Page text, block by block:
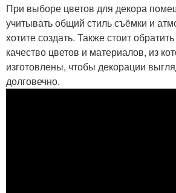
При выборе цветов для декора
учитывать общий стиль съёмки и
хотите создать. Также стоит
качество цветов и материалов, из
изготовлены, чтобы декорации
долговечно.